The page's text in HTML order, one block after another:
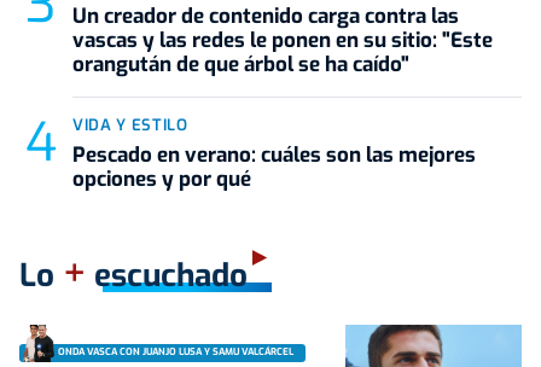
Un creador de contenido carga contra las
vascas y las redes le ponen en su sitio: "Este
orangután de que árbol se ha caído"
VIDA Y ESTILO
Pescado en verano: cuáles son las mejores
opciones y por qué
Lo + escuchado
ONDA VASCA CON JUANJO LUSA Y SAMU VALCÁRCEL